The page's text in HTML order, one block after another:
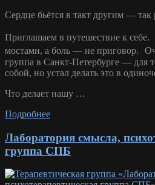
Сердце бьётся в такт другим — так
Приглашаем в путешествие к себе.
мостами, а боль — не приговор.
группа в Санкт-Петербурге — для
собой, но устал делать это в
Что делает нашу …
Подробнее
Лаборатория смысла,
группа СПБ